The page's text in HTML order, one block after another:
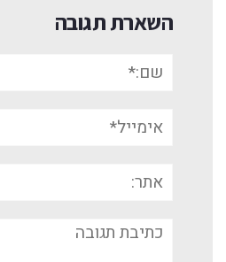
השארת תגובה
אימייל*
תגובה